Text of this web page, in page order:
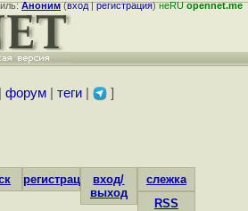
Аноним(вход|регистрация)неRUopennet.me
форум| теги| ]
регистрациявход/
выход
слежка
RSS